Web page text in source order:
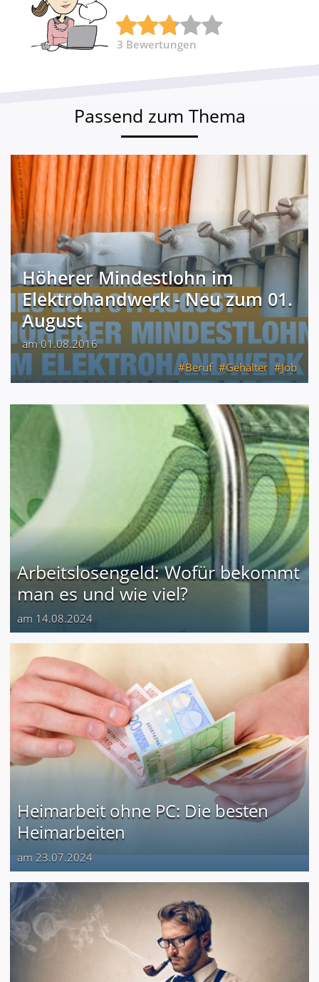
3 Bewertungen
Passend zum Thema
Höherer Mindestlohn im
Elektrohandwerk - Neu zum 01.
August
am 01.08.2016
Beruf
Gehälter Job
Arbeitslosengeld: Wofür bekommt
man es und wie viel?
am 14.08.2024
Heimarbeit ohne PC: Die besten
Heimarbeiten
am 23.07.2024